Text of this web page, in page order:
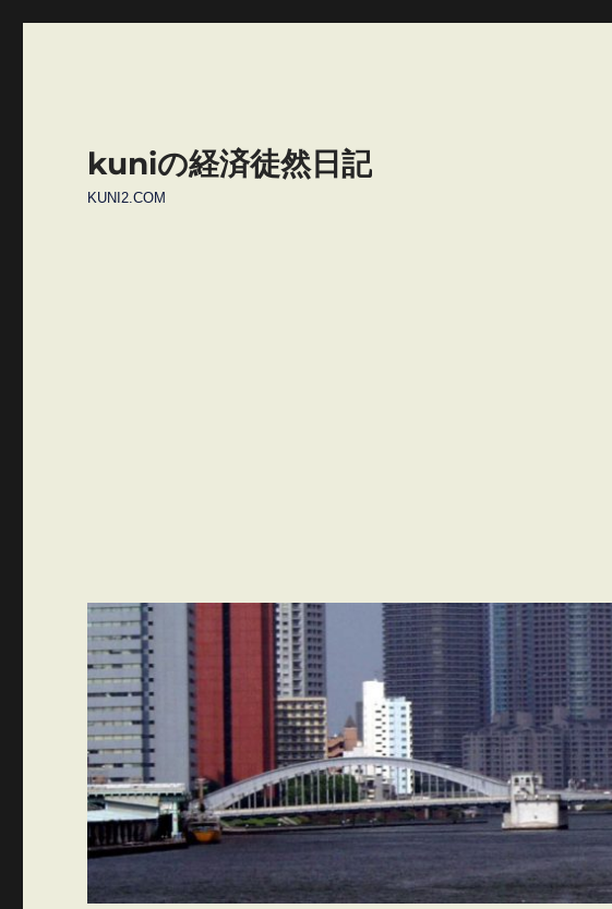
kuniの経済徒然日記
KUNI2.COM